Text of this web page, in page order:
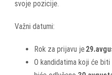
svoje pozicije.
Važni datumi:
Rok za prijavu je 29
O kandidatima koji će